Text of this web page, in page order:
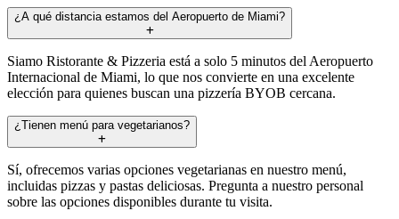
¿A qué distancia estamos del Aeropuerto de Miami?
Siamo Ristorante & Pizzeria está a solo 5 minutos del Aeropuerto
Internacional de Miami, lo que nos convierte en una excelente
elección para quienes buscan una pizzería BYOB cercana.
¿Tienen menú para vegetarianos?
Sí, ofrecemos varias opciones vegetarianas en nuestro menú,
incluidas pizzas y pastas deliciosas. Pregunta a nuestro personal
sobre las opciones disponibles durante tu visita.